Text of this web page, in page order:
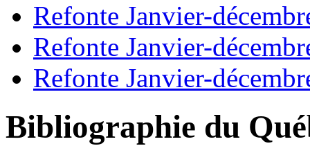
Refonte Janvier-
Refonte Janvier-
Refonte Janvier-
Bibliographie du